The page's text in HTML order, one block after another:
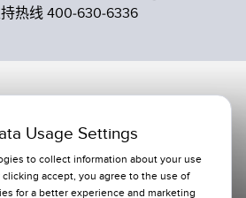
热线 400-630-6336
Usage Settings
to collect information about your use
clicking accept, you agree to the use of
for a better experience and marketing